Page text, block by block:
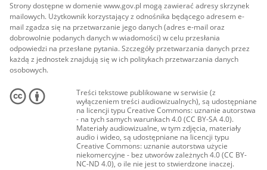
Strony dostępne w domenie www.gov.pl mogą zawierać adresy skrzynek
mailowych. Użytkownik korzystający z odnośnika będącego adresem e-
mail zgadza się na przetwarzanie jego danych (adres e-mail oraz
dobrowolnie podanych danych w wiadomości) w celu przesłania
odpowiedzi na przesłane pytania. Szczegóły przetwarzania danych przez
każdą z jednostek znajdują się w ich politykach przetwarzania danych
osobowych.
Treści tekstowe publikowane w serwisie (z
wyłączeniem treści audiowizualnych), są udostępniane
na licencji typu Creative Commons: uznanie autorstwa
- na tych samych warunkach 4.0 (CC BY-SA 4.0).
Materiały audiowizualne, w tym zdjęcia, materiały
audio i wideo, są udostępniane na licencji typu
Creative Commons: uznanie autorstwa użycie
niekomercyjne - bez utworów zależnych 4.0 (CC BY-
NC-ND 4.0), o ile nie jest to stwierdzone inaczej.